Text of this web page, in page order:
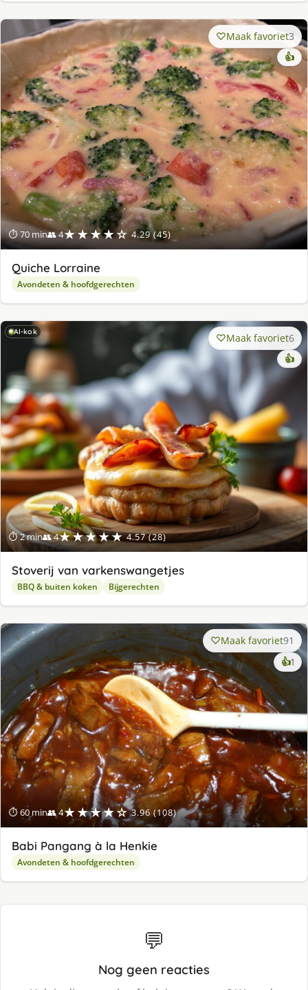
⏱ 70 min👥 4★★★★☆ 4.29 (45)
Maak favoriet3
👍
Quiche Lorraine
Avondeten & hoofdgerechten
AI-kok
⏱ 2 min👥 4★★★★★ 4.57 (28)
Maak favoriet6
👍
Stoverij van varkenswangetjes
BBQ & buiten koken Bijgerechten
⏱ 60 min👥 4★★★★☆ 3.96 (108)
Maak favoriet91
👍1
Babi Pangang à la Henkie
Avondeten & hoofdgerechten
💬
Nog geen reacties